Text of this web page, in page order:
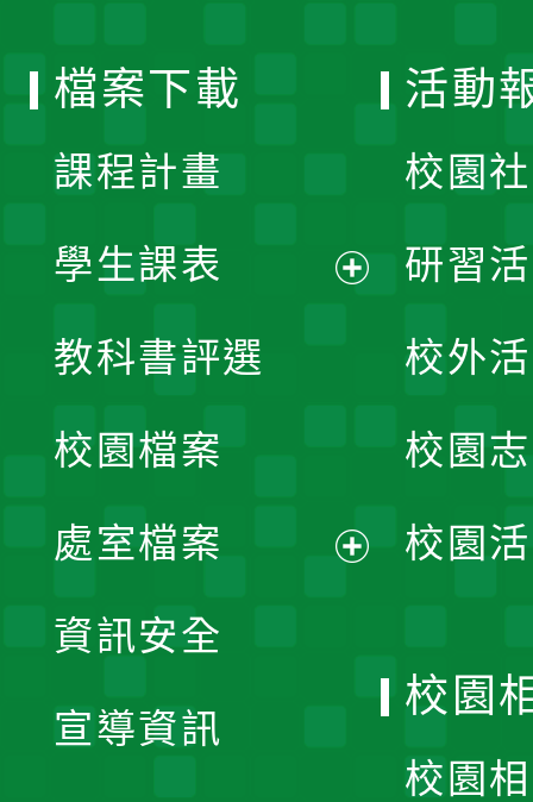
檔案下載
課程計畫
學生課表
單
教科書評選
校園檔案
處室檔案
資訊安全
宣導資訊
活動
校園
研習
校外
校園
校園
校園
校園